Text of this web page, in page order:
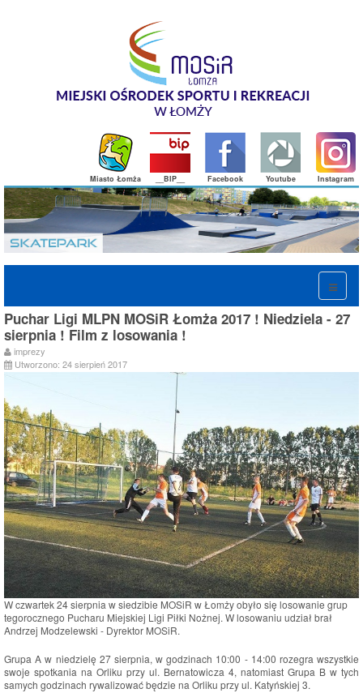
Instagram
Youtube
Facebook
__BIP__
Miasto Łomża
Puchar Ligi MLPN MOSiR Łomża 2017 ! Niedziela - 27
sierpnia ! Film z losowania !
imprezy
Utworzono: 24 sierpień 2017
W czwartek 24 sierpnia w siedzibie MOSiR w Łomży obyło się losowanie grup
tegorocznego Pucharu Miejskiej Ligi Piłki Nożnej. W losowaniu udział brał
Andrzej Modzelewski - Dyrektor MOSiR.
Grupa A w niedzielę 27 sierpnia, w godzinach 10:00 - 14:00 rozegra wszystkie
swoje spotkania na Orliku przy ul. Bernatowicza 4, natomiast Grupa B w tych
samych godzinach rywalizować będzie na Orliku przy ul. Katyńskiej 3.